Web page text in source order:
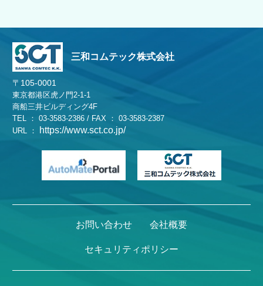
三和コムテック株式会社
〒105-0001
東京都港区虎ノ門2-1-1
商船三井ビルディング4F
TEL ： 03-3583-2386 / FAX ： 03-3583-2387
URL ：
https://www.sct.co.jp/
お問い合わせ 会社概要
セキュリティポリシー